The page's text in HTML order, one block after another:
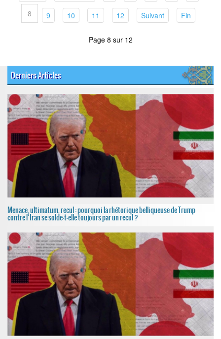
8
9 (current)
10 (current)
11 (current)
12 (current)Suivant(current)
Fin
Page 8 sur 12
Derniers Articles
Menace, ultimatum, recul : pourquoi la rhétorique belliqueuse de Trump
contre l’Iran se solde-t-elle toujours par un recul ?